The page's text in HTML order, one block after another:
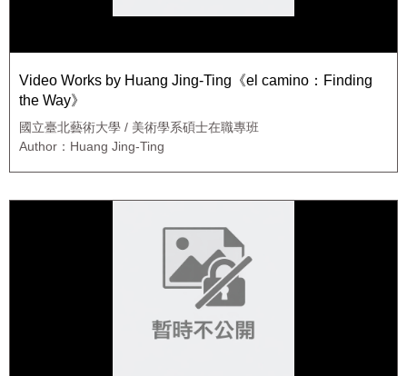
Video Works by Huang Jing-Ting《el camino：Finding
the Way》
國立臺北藝術大學 / 美術學系碩士在職專班
Author：Huang Jing-Ting